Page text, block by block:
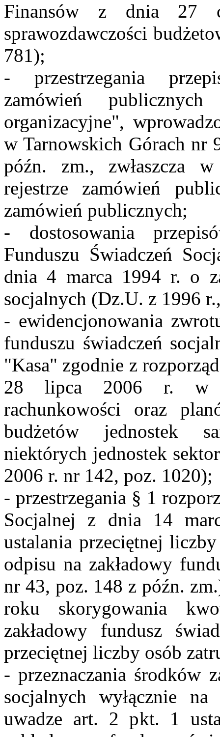
Finansów z dnia 27
sprawozdawczości
781);
- przestrzegania
zamówień
organizacyjne",
w Tarnowskich Górach nr
późn. zm., zwłaszcza
rejestrze zamówień
zamówień publicznych;
- dostosowania
Funduszu Świadczeń
dnia 4 marca 1994 r. o
socjalnych (Dz.U. z 1996
- ewidencjonowania
funduszu świadczeń
"Kasa" zgodnie z
28 lipca 2006 r. w
rachunkowości oraz
budżetów jednostek
niektórych jednostek
2006 r. nr 142, poz. 1020);
- przestrzegania § 1
Socjalnej z dnia 14
ustalania przeciętnej
odpisu na zakładowy
nr 43, poz. 148 z późn.
roku skorygowania
zakładowy fundusz
przeciętnej liczby osób
- przeznaczania środków
socjalnych wyłącznie
uwadze art. 2 pkt. 1